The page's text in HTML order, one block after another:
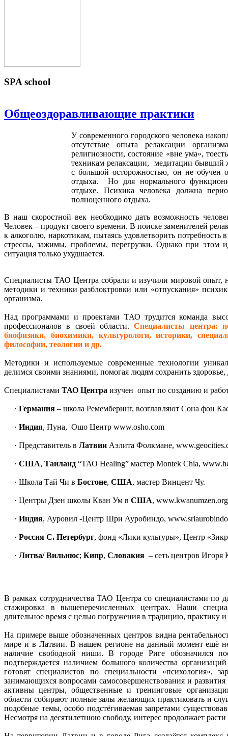
SPA school
Общеоздоравливающие практики
У современного городского человека
отсутствие опыта релаксации
религиозности, состояние «вне ума»,
техникам релаксации, медитации бывший
с большой осторожностью, он не обучен
отдыха. Но для нормального
отдыхе. Психика человека должна
полноценного отдыха.
В наш скоростной век необходимо дать возможность
Человек – продукт своего времени. В поиске заменителей
к алкоголю, наркотикам, пытаясь удовлетворить потребность
стрессы, зажимы, проблемы, перегрузки. Однако при этом
ситуация только ухудшается.
Специалисты ТАО Центра собрали и изучили мировой опыт,
методики и техники разблоктровки или «отпускания»
организма.
Над программами и проектами ТАО трудится команда
профессионалов в своей области.Специалисты центра:
биофизики, биохимики, культурологи, историки,
философии, теологии и др.
Методики и используемые современные технологии
делимся своими знаниями, помогая людям сохранить
Специалистами ТАО Центра изучен опыт по созданию и
· Германия – школа Ремемберинг, возглавляют Сона фон
· Индия, Пуна, Ошо Центр www.osho.com
· Представитель в Латвии Аэлита Фолкмане,
· США, Таиланд “ТАО Healing” мастер Montek Chia,
· Школа Тай Чи в Бостоне, США, мастер Винцент Чу.
· Центры Дзен школы Кван Ум в США, www.kwanumzen.org
· Индия, Ауровил -Центр Шри Ауробиндо,
· Россия С. Петербург, фонд «Лики культуры», Центр
· Литва/ Вильнюс; Кипр, Словакия – сеть центров Игоря
В рамках сотрудничества ТАО Центра со специалистами по
стажировка в вышеперечисленных центрах. Наши
длительное время с целью погружения в традицию, практику
На примере выше обозначенных центров видна
мире и в Латвии. В нашем регионе на данный момент ещё
наличие свободной ниши. В городе Риге обозначился
подтверждается наличием большого количества
готовят специалистов по специальности «психология»,
занимающихся вопросами самосовершенствования и
активны центры, общественные и тренинговые
области собирают полные залы желающих практиковать и
подобные темы, особо подстёгиваемая запретами
Несмотря на десятилетнюю свободу, интерес продолжает расти